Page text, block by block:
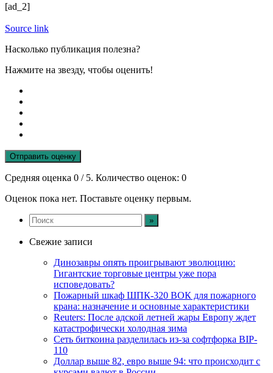
[ad_2]
Source link
Насколько публикация полезна?
Нажмите на звезду, чтобы оценить!
Отправить оценку
Средняя оценка 0 / 5. Количество оценок: 0
Оценок пока нет. Поставьте оценку первым.
Свежие записи
Динозавры опять проигрывают эволюцию:
Гигантские торговые центры уже пора
исповедовать?
Пожарный шкаф ШПК-320 ВОК для пожарного
крана: назначение и основные характеристики
Reuters: После адской летней жары Европу ждет
катастрофически холодная зима
Сеть биткоина разделилась из-за софтфорка BIP-
110
Доллар выше 82, евро выше 94: что происходит с